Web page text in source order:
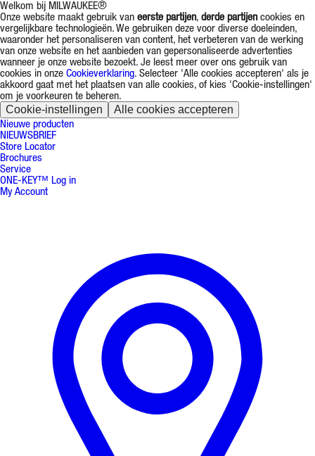
Welkom bij MILWAUKEE®
Onze website maakt gebruik van eerste partijen, derde partijencookies en
vergelijkbare technologieën. We gebruiken deze voor diverse doeleinden,
waaronder het personaliseren van content, het verbeteren van de werking
van onze website en het aanbieden van gepersonaliseerde advertenties
wanneer je onze website bezoekt. Je leest meer over ons gebruik van
cookies in onze Cookieverklaring. Selecteer 'Alle cookies accepteren' als je
akkoord gaat met het plaatsen van alle cookies, of kies 'Cookie-instellingen'
om je voorkeuren te beheren.
Cookie-instellingen Alle cookies accepteren
Nieuwe producten
NIEUWSBRIEF
Store Locator
Brochures
Service
ONE-KEY™ Log in
My Account